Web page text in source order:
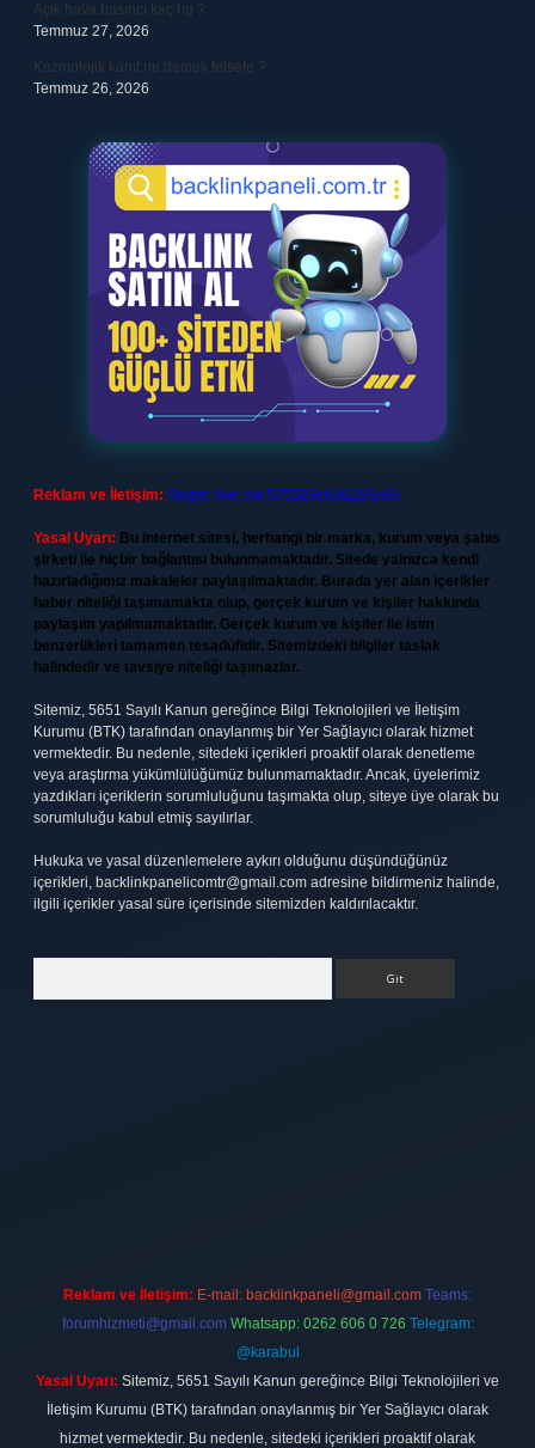
Açık hava basıncı kaç hg ?
Temmuz 27, 2026
Kozmolojik kanıt ne demek felsefe ?
Temmuz 26, 2026
Reklam ve İletişim: Skype: live:.cid.575569c608265c69
Yasal Uyarı: Bu internet sitesi, herhangi bir marka, kurum veya şahıs
şirketi ile hiçbir bağlantısı bulunmamaktadır. Sitede yalnızca kendi
hazırladığımız makaleler paylaşılmaktadır. Burada yer alan içerikler
haber niteliği taşımamakta olup, gerçek kurum ve kişiler hakkında
paylaşım yapılmamaktadır. Gerçek kurum ve kişiler ile isim
benzerlikleri tamamen tesadüfidir. Sitemizdeki bilgiler taslak
halindedir ve tavsiye niteliği taşımazlar.
Sitemiz, 5651 Sayılı Kanun gereğince Bilgi Teknolojileri ve İletişim
Kurumu (BTK) tarafından onaylanmış bir Yer Sağlayıcı olarak hizmet
vermektedir. Bu nedenle, sitedeki içerikleri proaktif olarak denetleme
veya araştırma yükümlülüğümüz bulunmamaktadır. Ancak, üyelerimiz
yazdıkları içeriklerin sorumluluğunu taşımakta olup, siteye üye olarak bu
sorumluluğu kabul etmiş sayılırlar.
Hukuka ve yasal düzenlemelere aykırı olduğunu düşündüğünüz
içerikleri, backlinkpanelicomtr@gmail.com adresine bildirmeniz halinde,
ilgili içerikler yasal süre içerisinde sitemizden kaldırılacaktır.
Reklam ve İletişim: E-mail: backlinkpaneli@gmail.com Teams:
forumhizmeti@gmail.com Whatsapp: 0262 606 0 726 Telegram:
@karabul
Yasal Uyarı: Sitemiz, 5651 Sayılı Kanun gereğince Bilgi Teknolojileri ve
İletişim Kurumu (BTK) tarafından onaylanmış bir Yer Sağlayıcı olarak
hizmet vermektedir. Bu nedenle, sitedeki içerikleri proaktif olarak